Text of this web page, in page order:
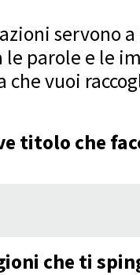
servono
le parole e le
che vuoi
titolo che
che ti